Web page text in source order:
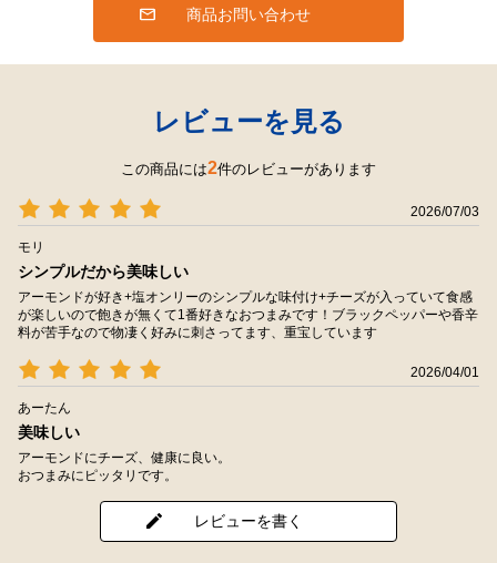
商品お問い合わせ
レビューを見る
この商品には2件のレビューがあります
2026/07/03
モリ
シンプルだから美味しい
アーモンドが好き+塩オンリーのシンプルな味付け+チーズが入っていて食感
が楽しいので飽きが無くて1番好きなおつまみです！ブラックペッパーや香辛
料が苦手なので物凄く好みに刺さってます、重宝しています
2026/04/01
あーたん
美味しい
アーモンドにチーズ、健康に良い。
おつまみにピッタリです。
レビューを書く